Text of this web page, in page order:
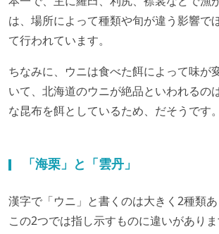
は、場所によって種類や旬が違う影響で
て行われています。
ちなみに、ウニは食べた餌によって味が
いて、北海道のウニが絶品といわれるの
な昆布を餌としているため、だそうです。
「海栗」と「雲丹」
漢字で「ウニ」と書くのは大きく2種類
この2つでは指し示すものに違いがありま